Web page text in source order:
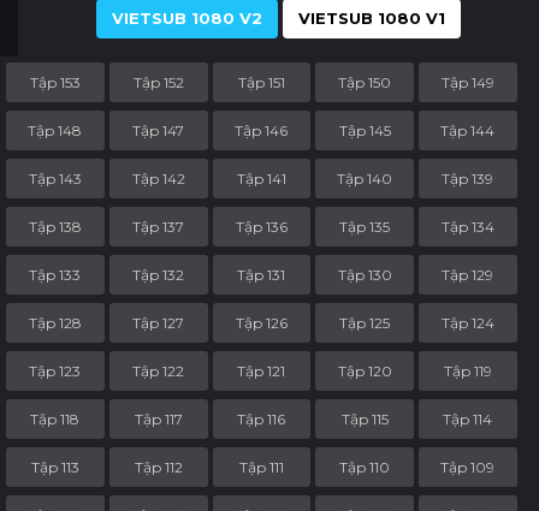
VIETSUB 1080 V2
VIETSUB 1080 V1
Tập 153 Tập 152 Tập 151 Tập 150 Tập 149
Tập 148 Tập 147 Tập 146 Tập 145 Tập 144
Tập 143 Tập 142 Tập 141 Tập 140 Tập 139
Tập 138 Tập 137 Tập 136 Tập 135 Tập 134
Tập 133 Tập 132 Tập 131 Tập 130 Tập 129
Tập 128 Tập 127 Tập 126 Tập 125 Tập 124
Tập 123 Tập 122 Tập 121 Tập 120 Tập 119
Tập 118 Tập 117 Tập 116 Tập 115 Tập 114
Tập 113 Tập 112 Tập 111 Tập 110 Tập 109